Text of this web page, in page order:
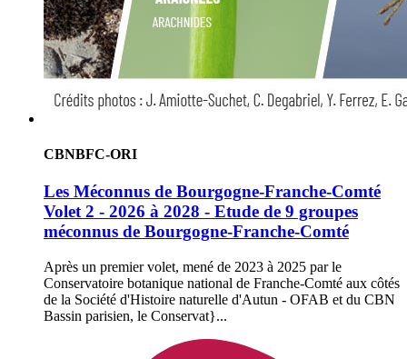
CBNBFC-ORI
Les Méconnus de Bourgogne-Franche-Comté
Volet 2 - 2026 à 2028 - Etude de 9 groupes
méconnus de Bourgogne-Franche-Comté
Après un premier volet, mené de 2023 à 2025 par le
Conservatoire botanique national de Franche-Comté aux côtés
de la Société d'Histoire naturelle d'Autun - OFAB et du CBN
Bassin parisien, le Conservat}...